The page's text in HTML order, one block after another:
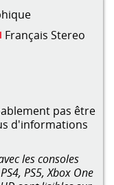
Français Stereo
pas être
d'informations
les consoles
PS5, Xbox One